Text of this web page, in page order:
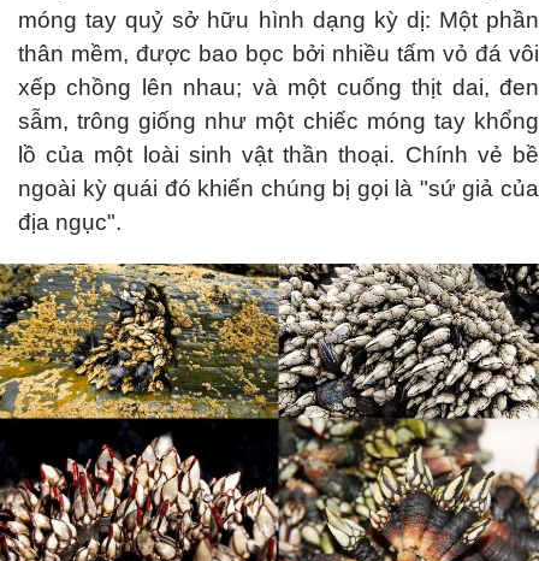
móng tay quỷ sở hữu hình dạng kỳ dị: Một phần
thân mềm, được bao bọc bởi nhiều tấm vỏ đá vôi
xếp chồng lên nhau; và một cuống thịt dai, đen
sẫm, trông giống như một chiếc móng tay khổng
lồ của một loài sinh vật thần thoại. Chính vẻ bề
ngoài kỳ quái đó khiến chúng bị gọi là "sứ giả của
địa ngục".